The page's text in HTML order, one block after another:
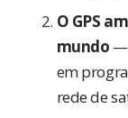
O GPS
mundo —
em
rede de